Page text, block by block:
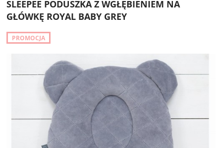
SLEEPEE PODUSZKA Z WGŁĘBIENIEM NA
GŁÓWKĘ ROYAL BABY GREY
PROMOCJA